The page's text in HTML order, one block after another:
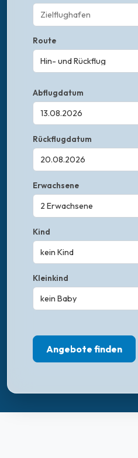
Route
Abflugdatum
Rückflugdatum
Erwachsene
Kind
Kleinkind
Angebote finden